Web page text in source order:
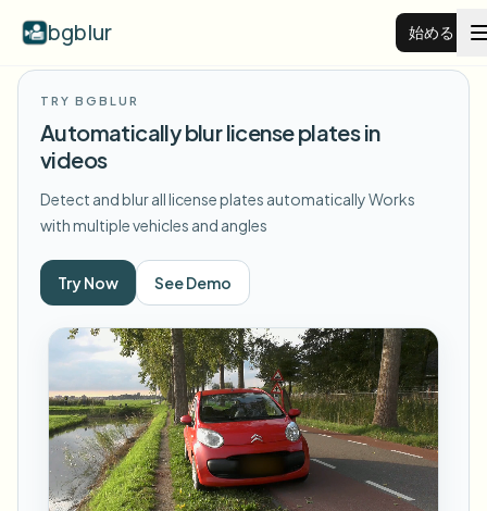
bgblur 始める
サンプルライブラリ全体を閲覧する
顔をぼかす
ナンバープレートをぼかす
機能
View all features
Browse every blur tool in one place
ナンバープレートをぼかす
エンタープライズ
学校・教育
キャンパスカメラ、講義、地区の一括プライバシー
リソース
TRY BGBLUR
Automatically blur license plates in
videos
Detect and blur all license plates automaticallyWorks
with multiple vehicles and angles
Try Now See Demo